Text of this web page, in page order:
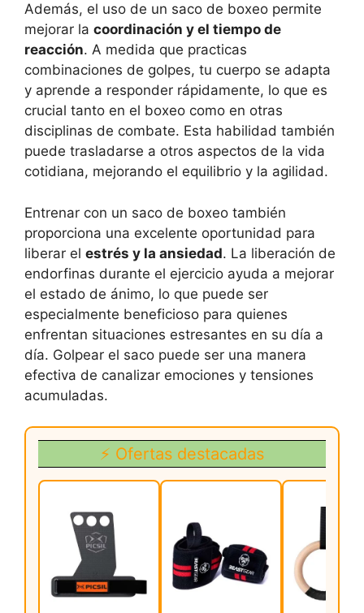
Además, el uso de un saco de boxeo permite
mejorar la coordinación y el tiempo de
reacción. A medida que practicas
combinaciones de golpes, tu cuerpo se adapta
y aprende a responder rápidamente, lo que es
crucial tanto en el boxeo como en otras
disciplinas de combate. Esta habilidad también
puede trasladarse a otros aspectos de la vida
cotidiana, mejorando el equilibrio y la agilidad.
Entrenar con un saco de boxeo también
proporciona una excelente oportunidad para
liberar el estrés y la ansiedad. La liberación de
endorfinas durante el ejercicio ayuda a mejorar
el estado de ánimo, lo que puede ser
especialmente beneficioso para quienes
enfrentan situaciones estresantes en su día a
día. Golpear el saco puede ser una manera
efectiva de canalizar emociones y tensiones
acumuladas.
⚡ Ofertas destacadas